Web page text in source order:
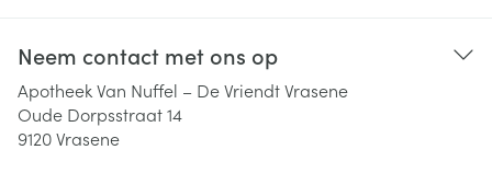
Neem contact met ons op
Apotheek Van Nuffel – De Vriendt Vrasene
Oude Dorpsstraat 14
9120Vrasene